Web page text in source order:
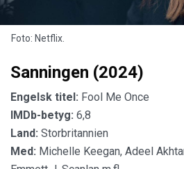
Foto: Netflix.
Sanningen (2024)
Engelsk titel: Fool Me Once
IMDb-betyg: 6,8
Land: Storbritannien
Med: Michelle Keegan, Adeel